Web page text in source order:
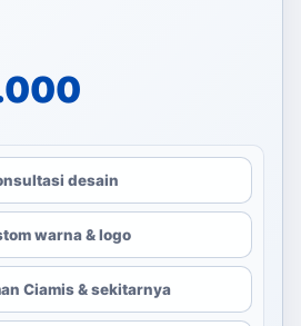
adalah:
ini adalah:
desain
warna & logo
Ciamis & sekitarnya